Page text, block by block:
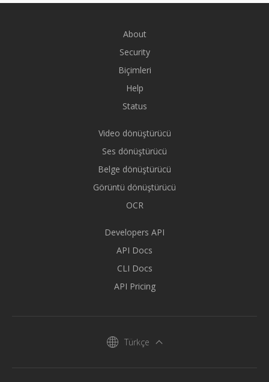
About
Security
Biçimleri
Help
Status
Video dönüştürücü
Ses dönüştürücü
Belge dönüştürücü
Görüntü dönüştürücü
OCR
Developers API
API Docs
CLI Docs
API Pricing
Türkçe